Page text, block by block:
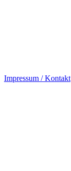
Impressum / Kontakt